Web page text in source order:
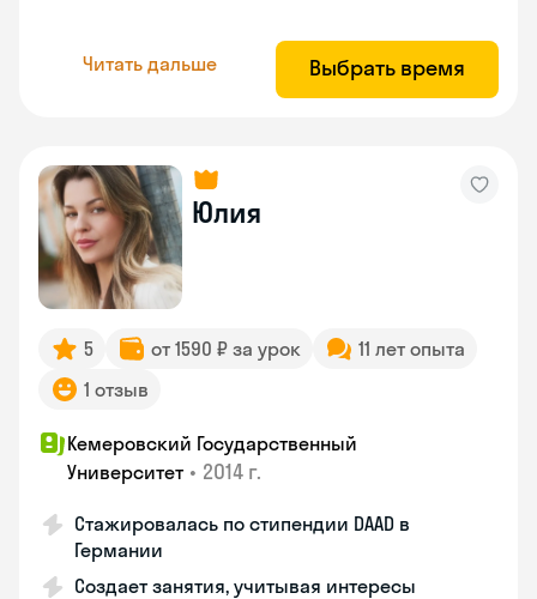
Читать дальше Выбрать время
Юлия
5 от 1590 ₽ за урок
11 лет опыта
1 отзыв
Кемеровский Государственный
Университет • 2014 г.
Стажировалась по стипендии DAAD в
Германии
Создает занятия, учитывая интересы